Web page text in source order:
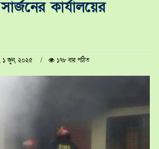
কার্যালয়ের
১ জুন, ২০২৫ ১৭৮ বার পঠিত